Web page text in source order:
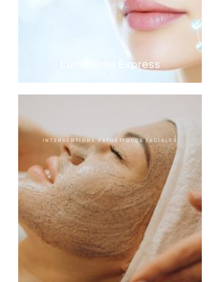
Lunchtime Express
INTERVENTIONS ESTHÉTIQUES FACIALES